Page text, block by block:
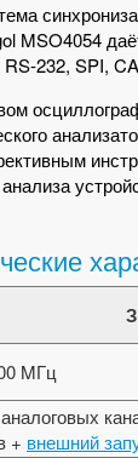
MSO4054
232, SPI,
анализа
MГц
+ внешний